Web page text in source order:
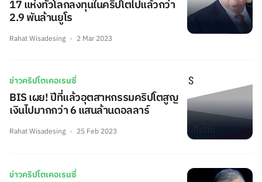
17 แห่งทั่วโลกลงทุนในคริปโตไปแล้วกว่า
2.9 พันล้านยูโร
Rahat Wisadesing 2 Mar 2023
ข่าวคริปโตเคอเรนซี่
BIS เผย! ปีที่แล้วอุตสาหกรรมคริปโตสูญ
เงินไปมากกว่า 6 แสนล้านดอลลาร์
Rahat Wisadesing 25 Feb 2023
ข่าวคริปโตเคอเรนซี่